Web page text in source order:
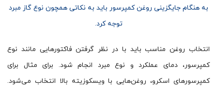
به هنگام جایگزینی روغن کمپرسور باید به نکاتی همچون نوع گاز مبرد
توجه کرد.
انتخاب روغن مناسب باید با در نظر گرفتن فاکتورهایی مانند نوع
کمپرسور، دمای عملکرد و نوع مبرد انجام شود. برای مثال برای
کمپرسورهای اسکرو، روغن‌هایی با ویسکوزیته بالا انتخاب می‌شود.